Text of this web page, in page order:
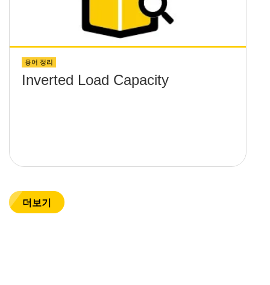
용어 정리
Inverted Load Capacity
더보기